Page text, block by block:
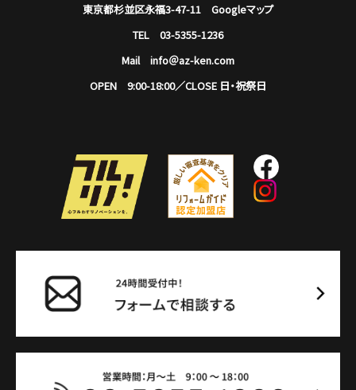
東京都杉並区永福3-47-11 Googleマップ
TEL 03-5355-1236
Mail info＠az-ken.com
OPEN 9:00-18:00／CLOSE 日・祝祭日